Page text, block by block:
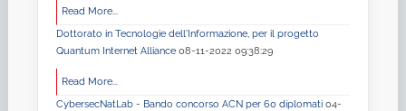
Read More...
Dottorato in Tecnologie dell'Informazione, per il progetto
Quantum Internet Alliance 08-11-2022 09:38:29
Read More...
CybersecNatLab - Bando concorso ACN per 60 diplomati 04-